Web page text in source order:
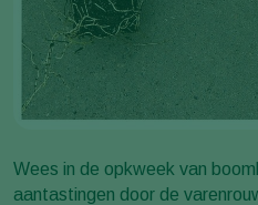
Wees in de opkweek van
aantastingen door de